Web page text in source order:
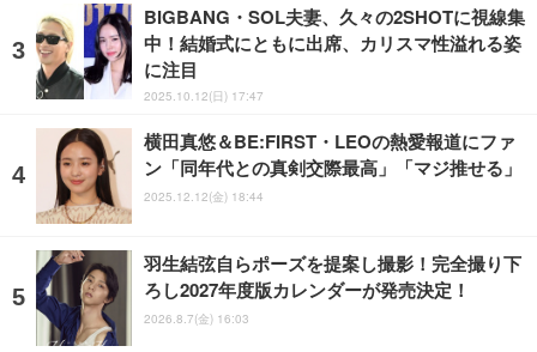
BIGBANG・SOL夫妻、久々の2SHOTに視線集
中！結婚式にともに出席、カリスマ性溢れる姿
に注目
2025.10.12(日) 17:47
横田真悠＆BE:FIRST・LEOの熱愛報道にファ
ン「同年代との真剣交際最高」「マジ推せる」
2025.12.12(金) 18:44
羽生結弦自らポーズを提案し撮影！完全撮り下
ろし2027年度版カレンダーが発売決定！
2026.8.7(金) 16:03